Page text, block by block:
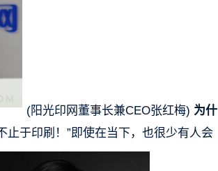
(阳光印网董事长兼CEO张红梅) 为什
止于印刷！”即使在当下，也很少有人会